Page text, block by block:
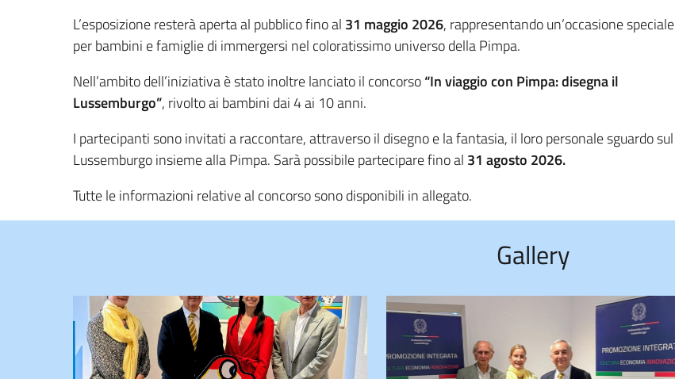
L’esposizione resterà aperta al pubblico fino al 31 maggio 2026, rappresentando un’occasione speciale
per bambini e famiglie di immergersi nel coloratissimo universo della Pimpa.
Nell’ambito dell’iniziativa è stato inoltre lanciato il concorso“In viaggio con Pimpa: disegna il
Lussemburgo”, rivolto ai bambini dai 4 ai 10 anni.
I partecipanti sono invitati a raccontare, attraverso il disegno e la fantasia, il loro personale sguardo sul
Lussemburgo insieme alla Pimpa. Sarà possibile partecipare fino al 31 agosto 2026.
Tutte le informazioni relative al concorso sono disponibili in allegato.
Gallery